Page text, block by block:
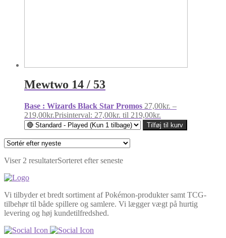
Mewtwo 14 / 53
Base : Wizards Black Star Promos 27,00kr. –
219,00kr.Prisinterval: 27,00kr. til 219,00kr.
Tilføj til kurv
Viser 2 resultaterSorteret efter seneste
Vi tilbyder et bredt sortiment af Pokémon-produkter samt TCG-
tilbehør til både spillere og samlere. Vi lægger vægt på hurtig
levering og høj kundetilfredshed.